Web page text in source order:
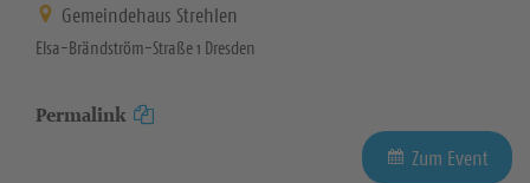
Gemeindehaus Strehlen
Elsa-Brändström-Straße 1 Dresden
Permalink
Zum Event